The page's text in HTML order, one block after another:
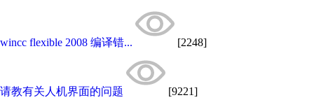
wincc flexible 2008 编译错... [2248]
请教有关人机界面的问题 [9221]